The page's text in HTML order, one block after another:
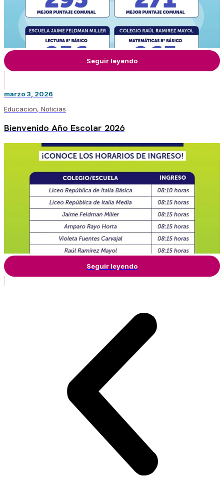
Seguir leyendo
marzo 3, 2026
Educacion, Noticias
Bienvenido Año Escolar 2026
Seguir leyendo